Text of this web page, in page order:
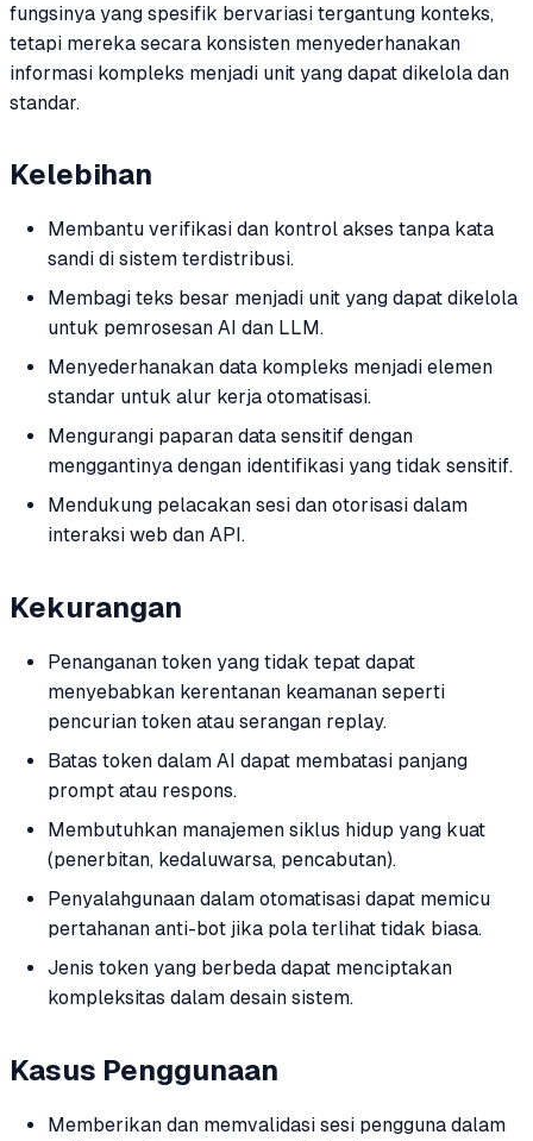
fungsinya yang spesifik bervariasi tergantung konteks,
tetapi mereka secara konsisten menyederhanakan
informasi kompleks menjadi unit yang dapat dikelola dan
standar.
Kelebihan
Membantu verifikasi dan kontrol akses tanpa kata
sandi di sistem terdistribusi.
Membagi teks besar menjadi unit yang dapat dikelola
untuk pemrosesan AI dan LLM.
Menyederhanakan data kompleks menjadi elemen
standar untuk alur kerja otomatisasi.
Mengurangi paparan data sensitif dengan
menggantinya dengan identifikasi yang tidak sensitif.
Mendukung pelacakan sesi dan otorisasi dalam
interaksi web dan API.
Kekurangan
Penanganan token yang tidak tepat dapat
menyebabkan kerentanan keamanan seperti
pencurian token atau serangan replay.
Batas token dalam AI dapat membatasi panjang
prompt atau respons.
Membutuhkan manajemen siklus hidup yang kuat
(penerbitan, kedaluwarsa, pencabutan).
Penyalahgunaan dalam otomatisasi dapat memicu
pertahanan anti-bot jika pola terlihat tidak biasa.
Jenis token yang berbeda dapat menciptakan
kompleksitas dalam desain sistem.
Kasus Penggunaan
Memberikan dan memvalidasi sesi pengguna dalam